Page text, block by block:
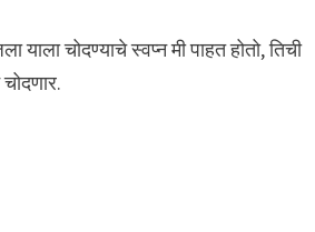
याला चोदण्याचे स्वप्न मी पाहत होतो, तिची